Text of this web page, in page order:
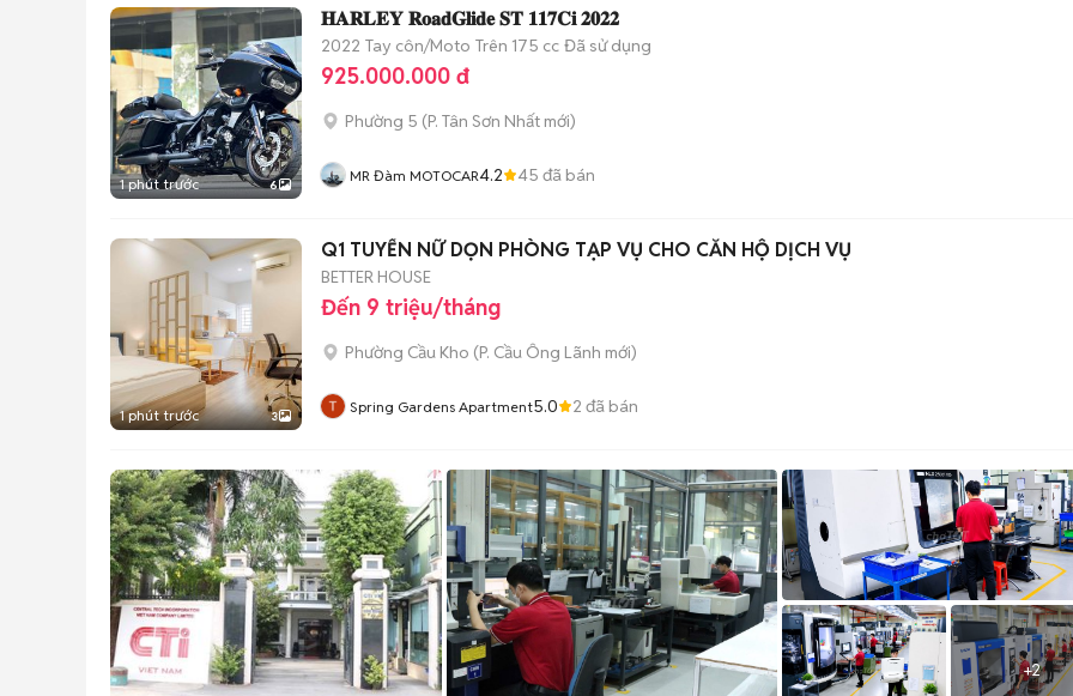
1 phút trước 6
𝐇𝐀𝐑𝐋𝐄𝐘 𝐑𝐨𝐚𝐝𝐆𝐥𝐢𝐝𝐞 𝐒𝐓 𝟏𝟏𝟕𝐂𝐢 𝟐𝟎𝟐𝟐
2022 Tay côn/Moto Trên 175 cc Đã sử dụng
925.000.000 đ
Phường 5 (P. Tân Sơn Nhất mới)
MR Đàm MOTOCAR4.2 45 đã bán
1 phút trước 3
Q1 TUYỂN NỮ DỌN PHÒNG TẠP VỤ CHO CĂN HỘ DỊCH VỤ
BETTER HOUSE
Đến 9 triệu/tháng
Phường Cầu Kho (P. Cầu Ông Lãnh mới)
Spring Gardens Apartment5.0 2 đã bán
+2